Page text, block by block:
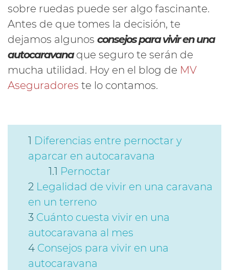
sobre ruedas puede ser algo fascinante.
Antes de que tomes la decisión, te
dejamos algunos consejos para vivir en una
autocaravanaque seguro te serán de
mucha utilidad. Hoy en el blog de MV
Aseguradores te lo contamos.
Diferencias entre pernoctar y
aparcar en autocaravana
Pernoctar
Legalidad de vivir en una caravana
en un terreno
Cuánto cuesta vivir en una
autocaravana al mes
Consejos para vivir en una
autocaravana